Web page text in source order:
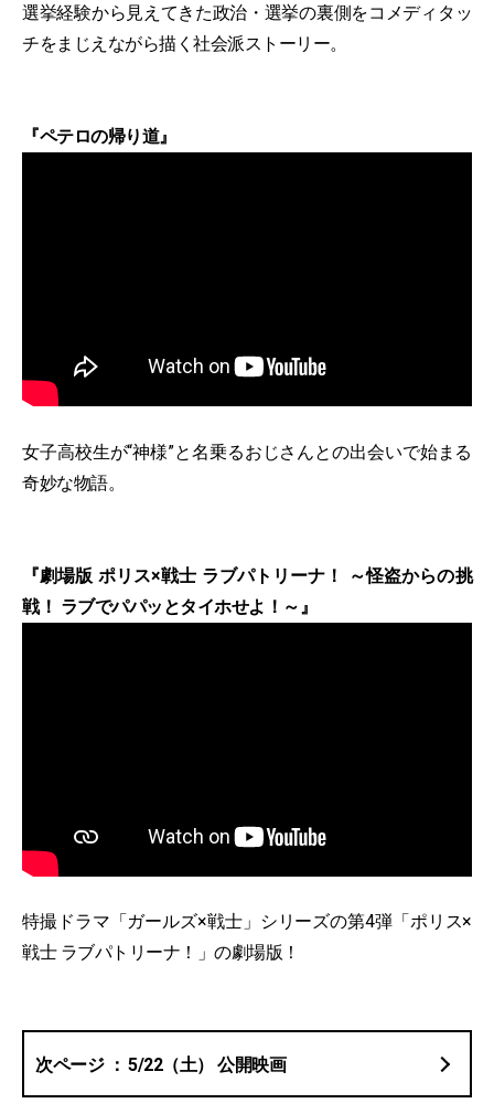
選挙経験から見えてきた政治・選挙の裏側をコメディタッ
チをまじえながら描く社会派ストーリー。
『ペテロの帰り道』
女子高校生が“神様”と名乗るおじさんとの出会いで始まる
奇妙な物語。
『劇場版 ポリス×戦士 ラブパトリーナ！ ～怪盗からの挑
戦！ ラブでパパッとタイホせよ！～』
特撮ドラマ「ガールズ×戦士」シリーズの第4弾「ポリス×
戦士 ラブパトリーナ！」の劇場版！
5/22（土） 公開映画